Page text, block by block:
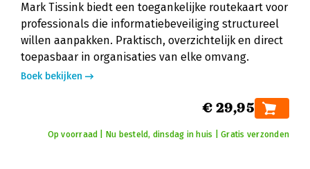
Mark Tissink biedt een toegankelijke routekaart voor
professionals die informatiebeveiliging structureel
willen aanpakken. Praktisch, overzichtelijk en direct
toepasbaar in organisaties van elke omvang.
Boek bekijken
€ 29,95
Op voorraad | Nu besteld, dinsdag in huis | Gratis verzonden